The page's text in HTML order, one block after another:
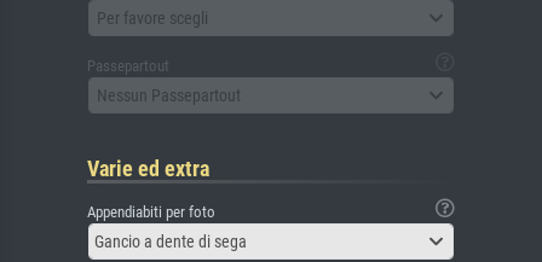
Per favore scegli
Passepartout
Nessun Passepartout
Varie ed extra
Appendiabiti per foto
Gancio a dente di sega